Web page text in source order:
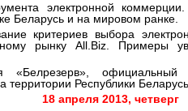
электронной
Беларусь и на мировом ранке.
критериев выбора
рынку All.Biz. Примеры
«Белрезерв», официальный
территории Республики
18 апреля 2013, четверг